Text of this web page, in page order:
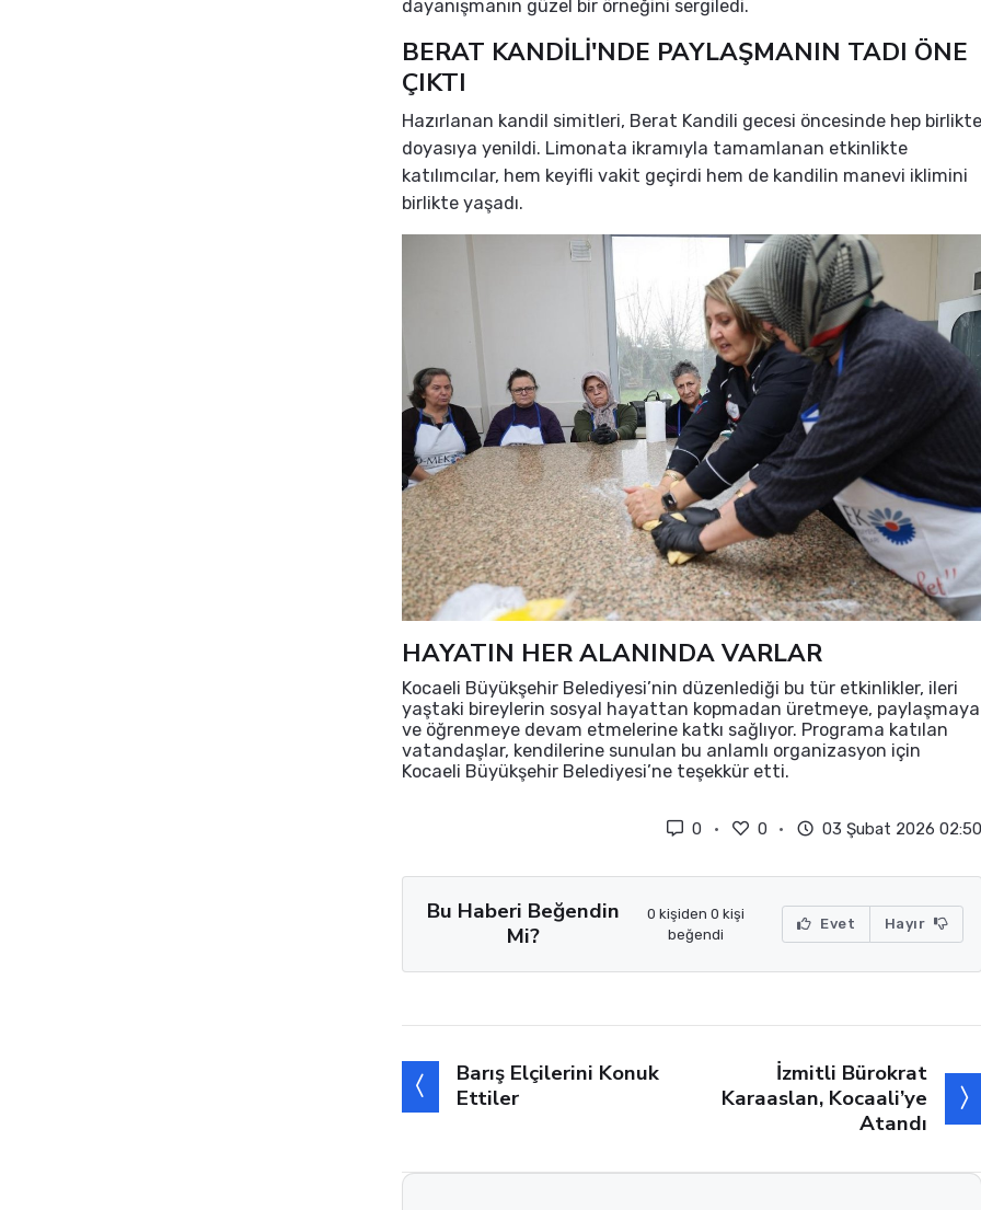
dayanışmanın güzel bir örneğini sergiledi.
BERAT KANDİLİ'NDE PAYLAŞMANIN TADI ÖNE
ÇIKTI
Hazırlanan kandil simitleri, Berat Kandili gecesi öncesinde hep birlikte
doyasıya yenildi. Limonata ikramıyla tamamlanan etkinlikte
katılımcılar, hem keyifli vakit geçirdi hem de kandilin manevi iklimini
birlikte yaşadı.
HAYATIN HER ALANINDA VARLAR
Kocaeli Büyükşehir Belediyesi’nin düzenlediği bu tür etkinlikler, ileri
yaştaki bireylerin sosyal hayattan kopmadan üretmeye, paylaşmaya
ve öğrenmeye devam etmelerine katkı sağlıyor. Programa katılan
vatandaşlar, kendilerine sunulan bu anlamlı organizasyon için
Kocaeli Büyükşehir Belediyesi’ne teşekkür etti.
0 0 03 Şubat 2026 02:50
Bu Haberi Beğendin
Mi?
0 kişiden 0 kişi
beğendi
Evet Hayır
Barış Elçilerini Konuk
Ettiler
İzmitli Bürokrat
Karaaslan, Kocaali’ye
Atandı